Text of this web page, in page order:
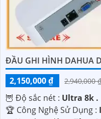
ĐẦU GHI HÌNH DAHUA
2,150,000 ₫
2,940,000
🦉 Độ sắc nét : Ultra 8k .
🏆 Công Nghệ Sử Dụng :